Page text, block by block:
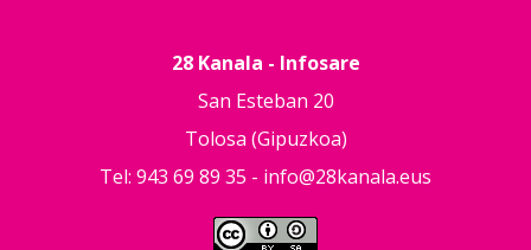
28 Kanala - Infosare
San Esteban 20
Tolosa (Gipuzkoa)
Tel: 943 69 89 35 - info@28kanala.eus